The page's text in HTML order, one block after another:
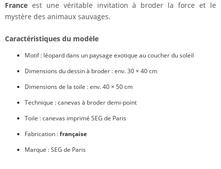
France est une véritable invitation à broder la force et le
mystère des animaux sauvages.
Caractéristiques du modèle
Motif : léopard dans un paysage exotique au coucher du soleil
Dimensions du dessin à broder : env. 30 × 40 cm
Dimensions de la toile : env. 40 × 50 cm
Technique : canevas à broder demi-point
Toile : canevas imprimé SEG de Paris
Fabrication :française
Marque : SEG de Paris